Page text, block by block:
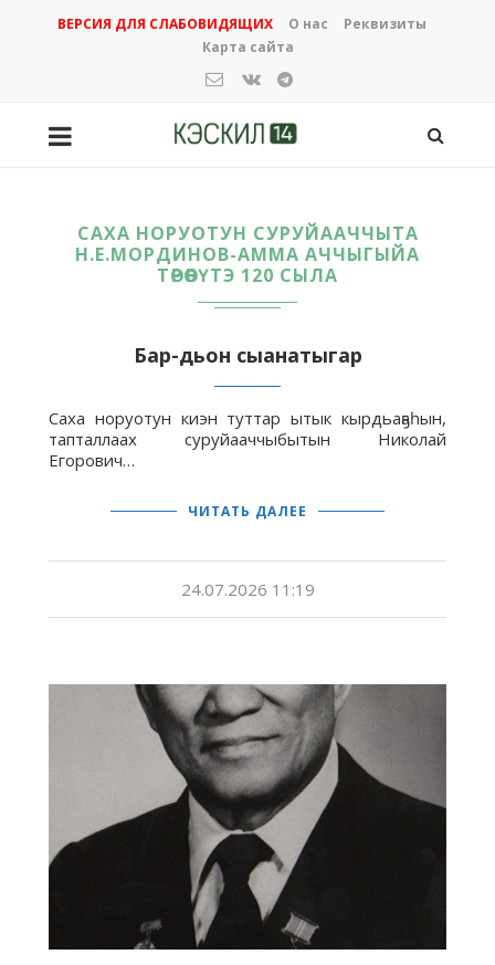
ВЕРСИЯ ДЛЯ СЛАБОВИДЯЩИХ О нас
Реквизиты
Карта сайта
САХА НОРУОТУН СУРУЙААЧЧЫТА
Н.Е.МОРДИНОВ-АММА АЧЧЫГЫЙА
ТӨРӨӨБҮТЭ 120 СЫЛА
Бар-дьон сыанатыгар
Саха норуотун киэн туттар ытык кырдьаҕаһын,
тапталлаах суруйааччыбытын Николай
Егорович…
ЧИТАТЬ ДАЛЕЕ
24.07.2026 11:19